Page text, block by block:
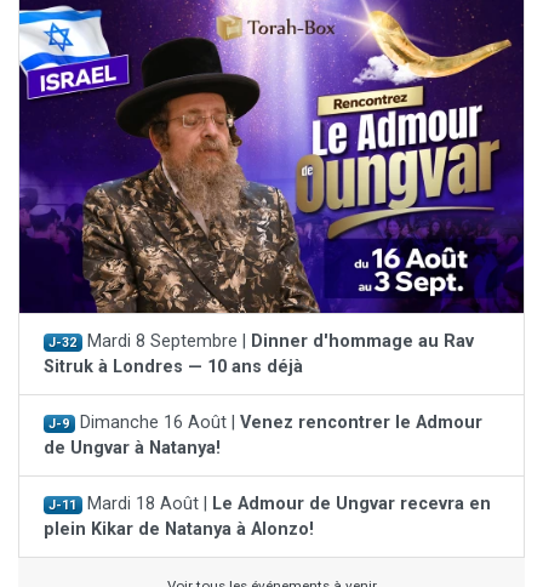
J-32 Mardi 8 Septembre |
Dinner d'hommage au Rav
Sitruk à Londres — 10 ans déjà
J-9 Dimanche 16 Août | Venez rencontrer le Admour
de Ungvar à Natanya!
J-11 Mardi 18 Août |
Le Admour de Ungvar recevra en
plein Kikar de Natanya à Alonzo!